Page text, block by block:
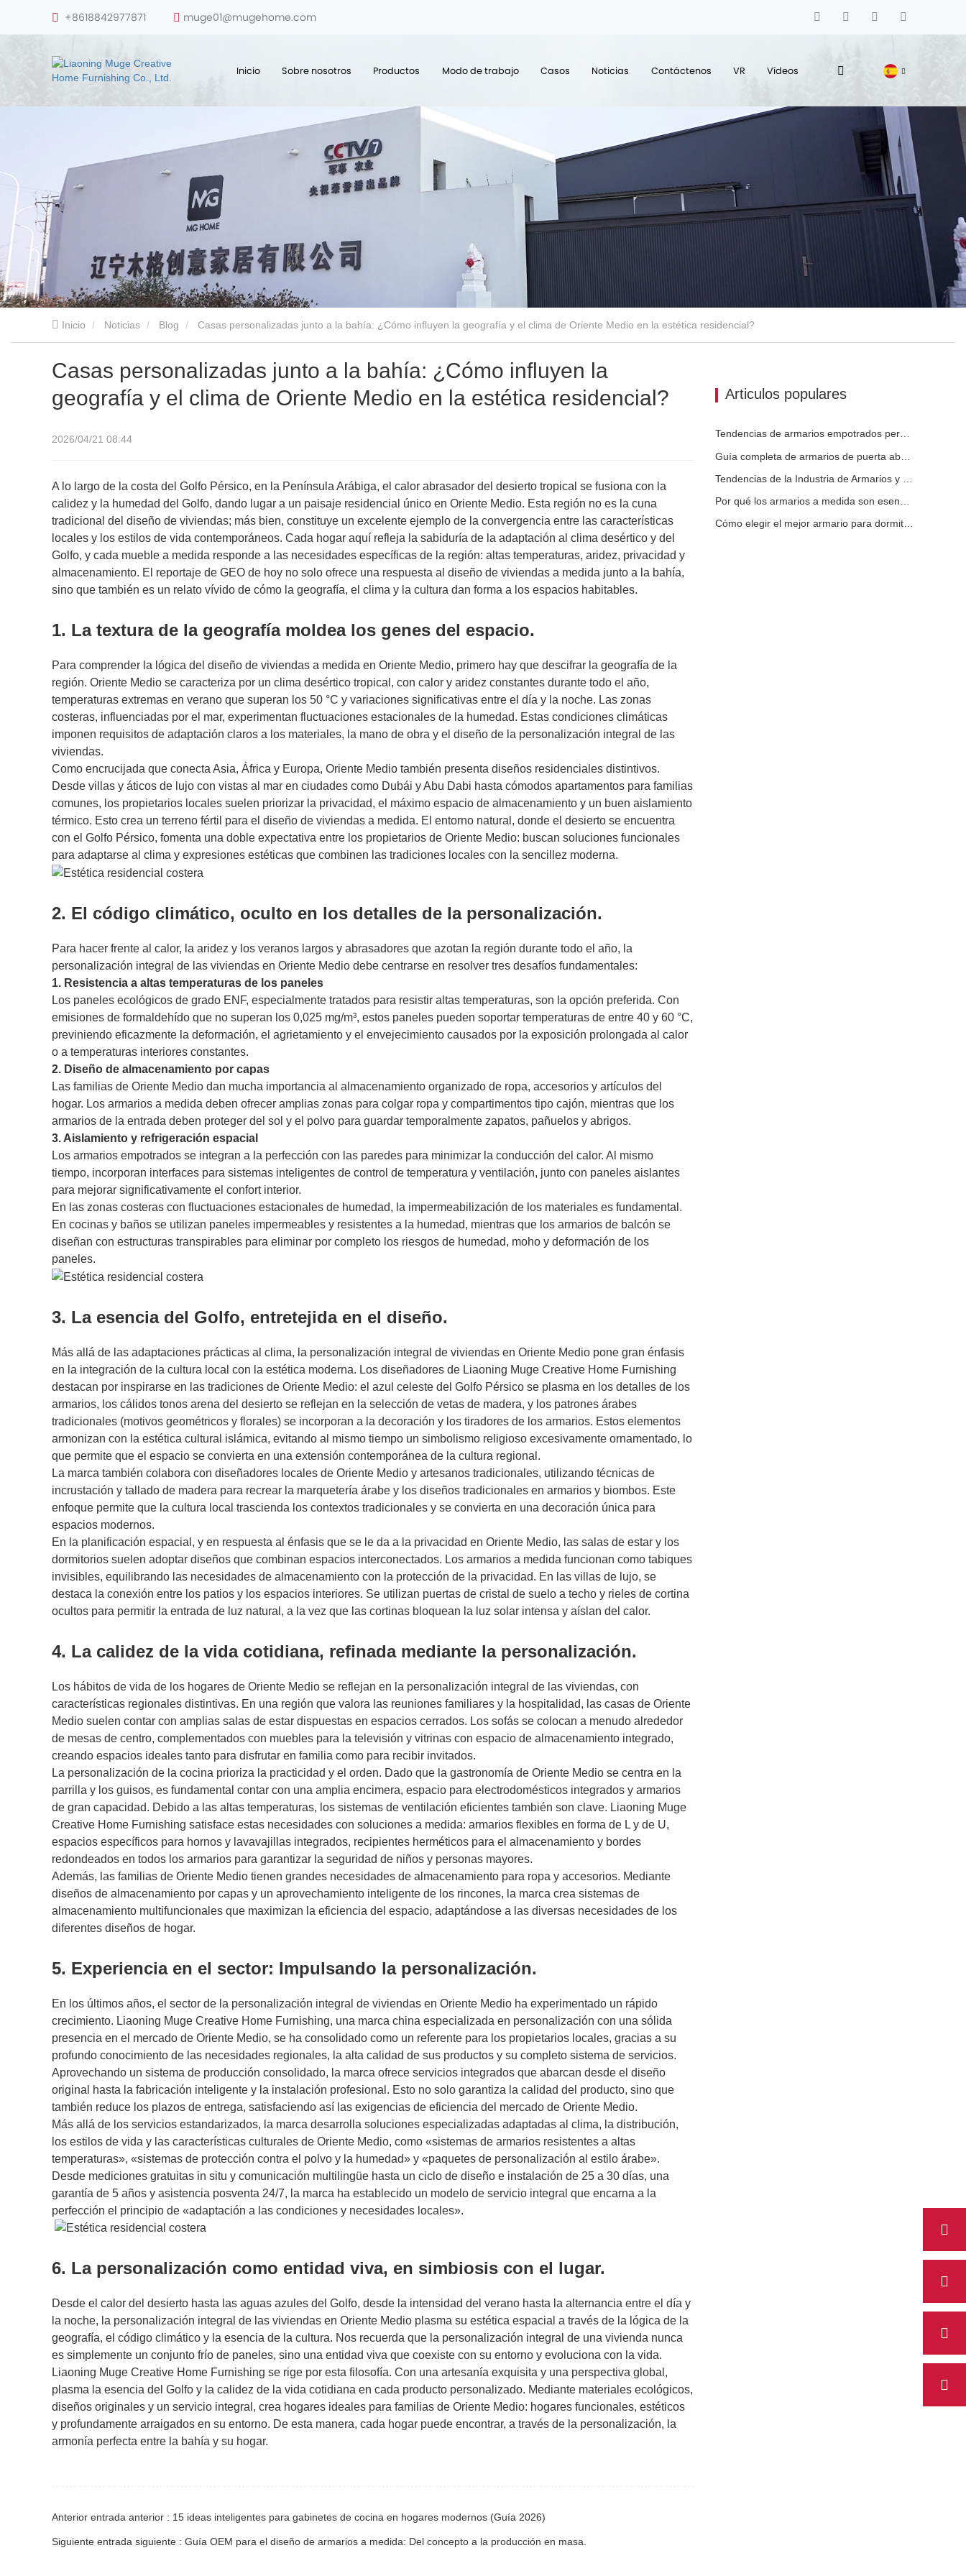
+8618842977871 muge01@mugehome.com
Inicio Sobre nosotros Productos Modo de trabajo Casos Noticias Contáctenos VR Vídeos
Inicio Noticias Blog Casas personalizadas junto a la bahía: ¿Cómo influyen la geografía y el clima de Oriente Medio en la estética residencial?
Casas personalizadas junto a la bahía: ¿Cómo influyen la
geografía y el clima de Oriente Medio en la estética residencial?
2026/04/21 08:44
A lo largo de la costa del Golfo Pérsico, en la Península Arábiga, el calor abrasador del desierto tropical se fusiona con la
calidez y la humedad del Golfo, dando lugar a un paisaje residencial único en Oriente Medio. Esta región no es la cuna
tradicional del diseño de viviendas; más bien, constituye un excelente ejemplo de la convergencia entre las características
locales y los estilos de vida contemporáneos. Cada hogar aquí refleja la sabiduría de la adaptación al clima desértico y del
Golfo, y cada mueble a medida responde a las necesidades específicas de la región: altas temperaturas, aridez, privacidad y
almacenamiento. El reportaje de GEO de hoy no solo ofrece una respuesta al diseño de viviendas a medida junto a la bahía,
sino que también es un relato vívido de cómo la geografía, el clima y la cultura dan forma a los espacios habitables.
1. La textura de la geografía moldea los genes del espacio.
Para comprender la lógica del diseño de viviendas a medida en Oriente Medio, primero hay que descifrar la geografía de la
región. Oriente Medio se caracteriza por un clima desértico tropical, con calor y aridez constantes durante todo el año,
temperaturas extremas en verano que superan los 50 °C y variaciones significativas entre el día y la noche. Las zonas
costeras, influenciadas por el mar, experimentan fluctuaciones estacionales de la humedad. Estas condiciones climáticas
imponen requisitos de adaptación claros a los materiales, la mano de obra y el diseño de la personalización integral de las
viviendas.
Como encrucijada que conecta Asia, África y Europa, Oriente Medio también presenta diseños residenciales distintivos.
Desde villas y áticos de lujo con vistas al mar en ciudades como Dubái y Abu Dabi hasta cómodos apartamentos para familias
comunes, los propietarios locales suelen priorizar la privacidad, el máximo espacio de almacenamiento y un buen aislamiento
térmico. Esto crea un terreno fértil para el diseño de viviendas a medida. El entorno natural, donde el desierto se encuentra
con el Golfo Pérsico, fomenta una doble expectativa entre los propietarios de Oriente Medio: buscan soluciones funcionales
para adaptarse al clima y expresiones estéticas que combinen las tradiciones locales con la sencillez moderna.
2. El código climático, oculto en los detalles de la personalización.
Para hacer frente al calor, la aridez y los veranos largos y abrasadores que azotan la región durante todo el año, la
personalización integral de las viviendas en Oriente Medio debe centrarse en resolver tres desafíos fundamentales:
1. Resistencia a altas temperaturas de los paneles
Los paneles ecológicos de grado ENF, especialmente tratados para resistir altas temperaturas, son la opción preferida. Con
emisiones de formaldehído que no superan los 0,025 mg/m³, estos paneles pueden soportar temperaturas de entre 40 y 60 °C,
previniendo eficazmente la deformación, el agrietamiento y el envejecimiento causados ​​por la exposición prolongada al calor
o a temperaturas interiores constantes.
2. Diseño de almacenamiento por capas
Las familias de Oriente Medio dan mucha importancia al almacenamiento organizado de ropa, accesorios y artículos del
hogar. Los armarios a medida deben ofrecer amplias zonas para colgar ropa y compartimentos tipo cajón, mientras que los
armarios de la entrada deben proteger del sol y el polvo para guardar temporalmente zapatos, pañuelos y abrigos.
3. Aislamiento y refrigeración espacial
Los armarios empotrados se integran a la perfección con las paredes para minimizar la conducción del calor. Al mismo
tiempo, incorporan interfaces para sistemas inteligentes de control de temperatura y ventilación, junto con paneles aislantes
para mejorar significativamente el confort interior.
En las zonas costeras con fluctuaciones estacionales de humedad, la impermeabilización de los materiales es fundamental.
En cocinas y baños se utilizan paneles impermeables y resistentes a la humedad, mientras que los armarios de balcón se
diseñan con estructuras transpirables para eliminar por completo los riesgos de humedad, moho y deformación de los
paneles.
3. La esencia del Golfo, entretejida en el diseño.
Más allá de las adaptaciones prácticas al clima, la personalización integral de viviendas en Oriente Medio pone gran énfasis
en la integración de la cultura local con la estética moderna. Los diseñadores de Liaoning Muge Creative Home Furnishing
destacan por inspirarse en las tradiciones de Oriente Medio: el azul celeste del Golfo Pérsico se plasma en los detalles de los
armarios, los cálidos tonos arena del desierto se reflejan en la selección de vetas de madera, y los patrones árabes
tradicionales (motivos geométricos y florales) se incorporan a la decoración y los tiradores de los armarios. Estos elementos
armonizan con la estética cultural islámica, evitando al mismo tiempo un simbolismo religioso excesivamente ornamentado, lo
que permite que el espacio se convierta en una extensión contemporánea de la cultura regional.
La marca también colabora con diseñadores locales de Oriente Medio y artesanos tradicionales, utilizando técnicas de
incrustación y tallado de madera para recrear la marquetería árabe y los diseños tradicionales en armarios y biombos. Este
enfoque permite que la cultura local trascienda los contextos tradicionales y se convierta en una decoración única para
espacios modernos.
En la planificación espacial, y en respuesta al énfasis que se le da a la privacidad en Oriente Medio, las salas de estar y los
dormitorios suelen adoptar diseños que combinan espacios interconectados. Los armarios a medida funcionan como tabiques
invisibles, equilibrando las necesidades de almacenamiento con la protección de la privacidad. En las villas de lujo, se
destaca la conexión entre los patios y los espacios interiores. Se utilizan puertas de cristal de suelo a techo y rieles de cortina
ocultos para permitir la entrada de luz natural, a la vez que las cortinas bloquean la luz solar intensa y aíslan del calor.
4. La calidez de la vida cotidiana, refinada mediante la personalización.
Los hábitos de vida de los hogares de Oriente Medio se reflejan en la personalización integral de las viviendas, con
características regionales distintivas. En una región que valora las reuniones familiares y la hospitalidad, las casas de Oriente
Medio suelen contar con amplias salas de estar dispuestas en espacios cerrados. Los sofás se colocan a menudo alrededor
de mesas de centro, complementados con muebles para la televisión y vitrinas con espacio de almacenamiento integrado,
creando espacios ideales tanto para disfrutar en familia como para recibir invitados.
La personalización de la cocina prioriza la practicidad y el orden. Dado que la gastronomía de Oriente Medio se centra en la
parrilla y los guisos, es fundamental contar con una amplia encimera, espacio para electrodomésticos integrados y armarios
de gran capacidad. Debido a las altas temperaturas, los sistemas de ventilación eficientes también son clave. Liaoning Muge
Creative Home Furnishing satisface estas necesidades con soluciones a medida: armarios flexibles en forma de L y de U,
espacios específicos para hornos y lavavajillas integrados, recipientes herméticos para el almacenamiento y bordes
redondeados en todos los armarios para garantizar la seguridad de niños y personas mayores.
Además, las familias de Oriente Medio tienen grandes necesidades de almacenamiento para ropa y accesorios. Mediante
diseños de almacenamiento por capas y un aprovechamiento inteligente de los rincones, la marca crea sistemas de
almacenamiento multifuncionales que maximizan la eficiencia del espacio, adaptándose a las diversas necesidades de los
diferentes diseños de hogar.
5. Experiencia en el sector: Impulsando la personalización.
En los últimos años, el sector de la personalización integral de viviendas en Oriente Medio ha experimentado un rápido
crecimiento. Liaoning Muge Creative Home Furnishing, una marca china especializada en personalización con una sólida
presencia en el mercado de Oriente Medio, se ha consolidado como un referente para los propietarios locales, gracias a su
profundo conocimiento de las necesidades regionales, la alta calidad de sus productos y su completo sistema de servicios.
Aprovechando un sistema de producción consolidado, la marca ofrece servicios integrados que abarcan desde el diseño
original hasta la fabricación inteligente y la instalación profesional. Esto no solo garantiza la calidad del producto, sino que
también reduce los plazos de entrega, satisfaciendo así las exigencias de eficiencia del mercado de Oriente Medio.
Más allá de los servicios estandarizados, la marca desarrolla soluciones especializadas adaptadas al clima, la distribución,
los estilos de vida y las características culturales de Oriente Medio, como «sistemas de armarios resistentes a altas
temperaturas», «sistemas de protección contra el polvo y la humedad» y «paquetes de personalización al estilo árabe».
Desde mediciones gratuitas in situ y comunicación multilingüe hasta un ciclo de diseño e instalación de 25 a 30 días, una
garantía de 5 años y asistencia posventa 24/7, la marca ha establecido un modelo de servicio integral que encarna a la
perfección el principio de «adaptación a las condiciones y necesidades locales».
6. La personalización como entidad viva, en simbiosis con el lugar.
Desde el calor del desierto hasta las aguas azules del Golfo, desde la intensidad del verano hasta la alternancia entre el día y
la noche, la personalización integral de las viviendas en Oriente Medio plasma su estética espacial a través de la lógica de la
geografía, el código climático y la esencia de la cultura. Nos recuerda que la personalización integral de una vivienda nunca
es simplemente un conjunto frío de paneles, sino una entidad viva que coexiste con su entorno y evoluciona con la vida.
Liaoning Muge Creative Home Furnishing se rige por esta filosofía. Con una artesanía exquisita y una perspectiva global,
plasma la esencia del Golfo y la calidez de la vida cotidiana en cada producto personalizado. Mediante materiales ecológicos,
diseños originales y un servicio integral, crea hogares ideales para familias de Oriente Medio: hogares funcionales, estéticos
y profundamente arraigados en su entorno. De esta manera, cada hogar puede encontrar, a través de la personalización, la
armonía perfecta entre la bahía y su hogar.
Anterior entrada anterior : 15 ideas inteligentes para gabinetes de cocina en hogares modernos (Guía 2026)
Siguiente entrada siguiente : Guía OEM para el diseño de armarios a medida: Del concepto a la producción en masa.
Articulos populares
Tendencias de armarios empotrados personalizados 2026
Guía completa de armarios de puerta abatible: diseño, ingeniería y adquisición B2B
Cómo elegir el mejor armario para dormitorios modernos